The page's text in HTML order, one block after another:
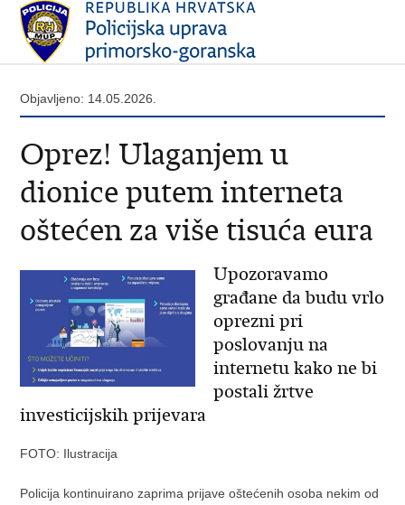
Objavljeno: 14.05.2026.
​Oprez! Ulaganjem u
dionice putem interneta
oštećen za više tisuća eura
Upozoravamo
građane da budu vrlo
oprezni pri
poslovanju na
internetu kako ne bi
postali žrtve
investicijskih prijevara
FOTO: Ilustracija
Policija kontinuirano zaprima prijave oštećenih osoba nekim od